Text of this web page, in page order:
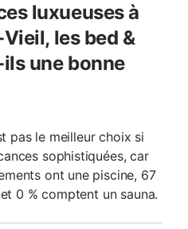
luxueuses à
les bed &
une bonne
pas le meilleur choix si
sophistiquées, car
ont une piscine, 67
0 % comptent un sauna.